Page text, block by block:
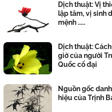
Dịch thuật: Vị
lập tâm, vị sinh
mệnh .....
Dịch thuật:
giờ của người
Quốc cổ đại
Nguồn gốc
hiệu của Trịnh